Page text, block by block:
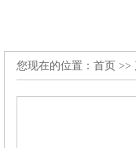
您现在的位置： 首页 >>